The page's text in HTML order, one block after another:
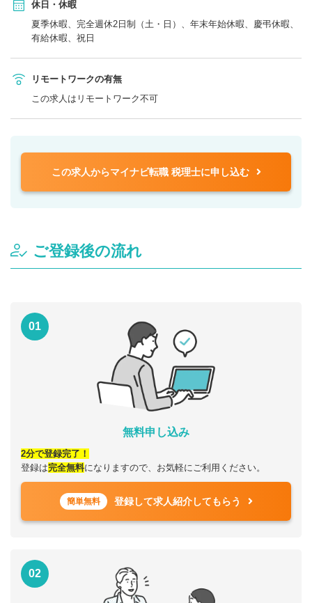
休日・休暇
夏季休暇、完全週休2日制（土・日）、年末年始休暇、慶弔休暇、
有給休暇、祝日
リモートワークの有無
この求人はリモートワーク不可
この求人からマイナビ転職 税理士に申し込む
ご登録後の流れ
01
無料申し込み
2分で登録完了！
登録は完全無料になりますので、お気軽にご利用ください。
簡単無料 登録して求人紹介してもらう
02